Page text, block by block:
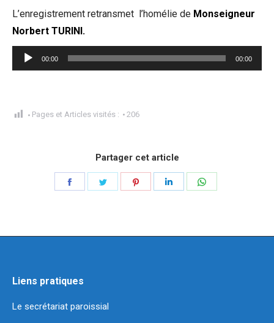
L’enregistrement retransmet l’homélie de Monseigneur
Norbert TURINI.
Lecteur
audio
00:00 00:00
Pages et Articles visités : 206
Partager cet article
Liens pratiques
Le secrétariat paroissial